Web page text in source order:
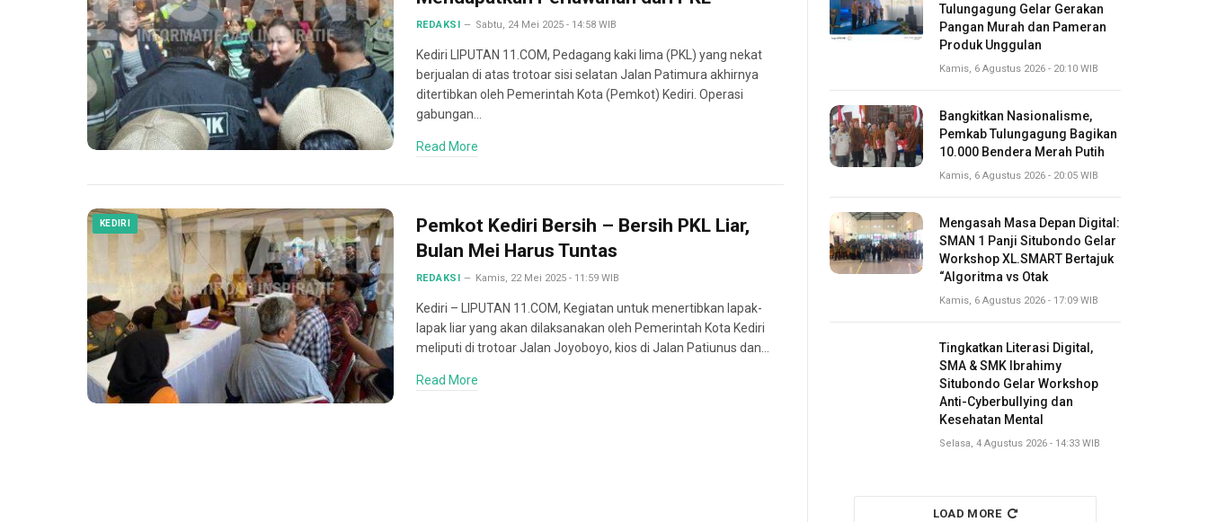
REDAKSI Sabtu, 24 Mei 2025 - 14:58 WIB
Kediri LIPUTAN 11.COM, Pedagang kaki lima (PKL) yang nekat
berjualan di atas trotoar sisi selatan Jalan Patimura akhirnya
ditertibkan oleh Pemerintah Kota (Pemkot) Kediri. Operasi
gabungan…
Read More
KEDIRI
Pemkot Kediri Bersih – Bersih PKL Liar,
Bulan Mei Harus Tuntas
REDAKSI Kamis, 22 Mei 2025 - 11:59 WIB
Kediri – LIPUTAN 11.COM, Kegiatan untuk menertibkan lapak-
lapak liar yang akan dilaksanakan oleh Pemerintah Kota Kediri
meliputi di trotoar Jalan Joyoboyo, kios di Jalan Patiunus dan…
Read More
Tulungagung Gelar Gerakan
Pangan Murah dan Pameran
Produk Unggulan
Kamis, 6 Agustus 2026 - 20:10 WIB
Bangkitkan Nasionalisme,
Pemkab Tulungagung Bagikan
10.000 Bendera Merah Putih
Kamis, 6 Agustus 2026 - 20:05 WIB
Mengasah Masa Depan Digital:
SMAN 1 Panji Situbondo Gelar
Workshop XL.SMART Bertajuk
“Algoritma vs Otak
Kamis, 6 Agustus 2026 - 17:09 WIB
Tingkatkan Literasi Digital,
SMA & SMK Ibrahimy
Situbondo Gelar Workshop
Anti-Cyberbullying dan
Kesehatan Mental
Selasa, 4 Agustus 2026 - 14:33 WIB
LOAD MORE